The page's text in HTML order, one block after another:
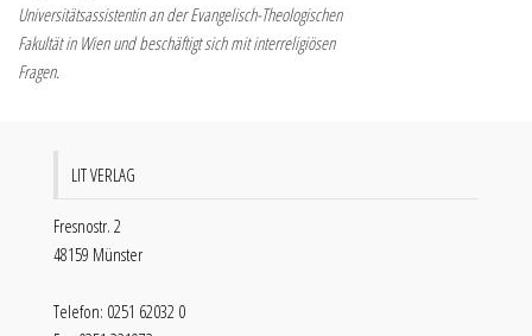
Universitätsassistentin an der Evangelisch-Theologischen
Fakultät in Wien und beschäftigt sich mit interreligiösen
Fragen.
LIT VERLAG
Fresnostr. 2
48159 Münster
Telefon: 0251 62032 0